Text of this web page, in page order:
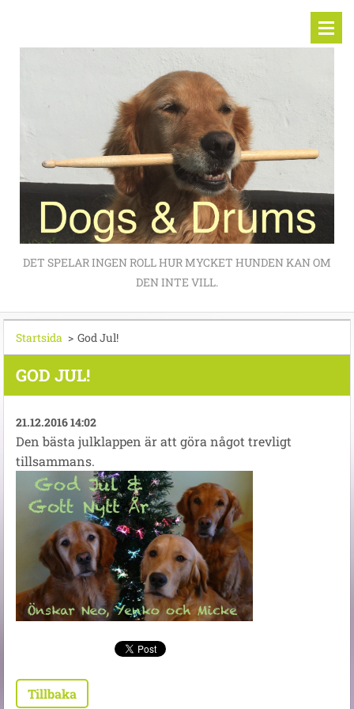
DET SPELAR INGEN ROLL HUR MYCKET HUNDEN KAN OM
DEN INTE VILL.
Startsida > God Jul!
GOD JUL!
21.12.2016 14:02
Den bästa julklappen är att göra något trevligt
tillsammans.
Tillbaka